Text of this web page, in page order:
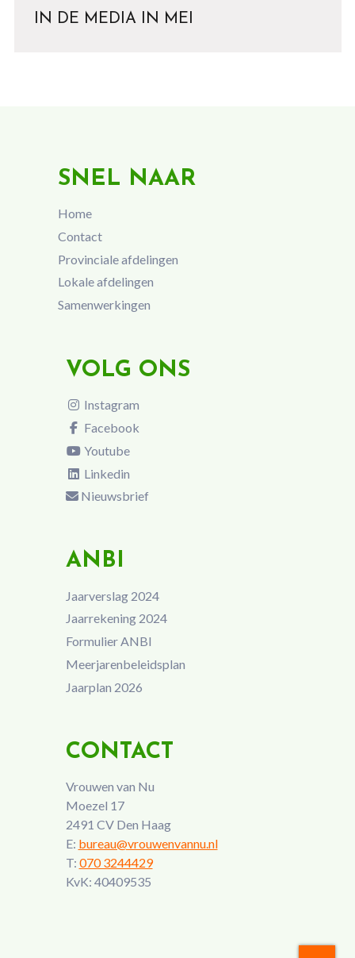
IN DE MEDIA IN MEI
SNEL NAAR
Home
Contact
Provinciale afdelingen
Lokale afdelingen
Samenwerkingen
VOLG ONS
Instagram
Facebook
Youtube
Linkedin
Nieuwsbrief
ANBI
Jaarverslag 2024
Jaarrekening 2024
Formulier ANBI
Meerjarenbeleidsplan
Jaarplan 2026
CONTACT
Vrouwen van Nu
Moezel 17
2491 CV Den Haag
E: bureau@vrouwenvannu.nl
T: 070 3244429
KvK: 40409535